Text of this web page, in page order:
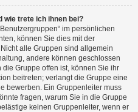
wie trete ich ihnen bei?
im persönlichen
können Sie dies mit der
alle Gruppen sind allgemein
andere können geschlossen
Gruppe offen ist, können Sie ihr
beitreten; verlangt die Gruppe eine
bewerben. Ein Gruppenleiter muss
fragen, warum Sie in die Gruppe
keinen Gruppenleiter, wenn er